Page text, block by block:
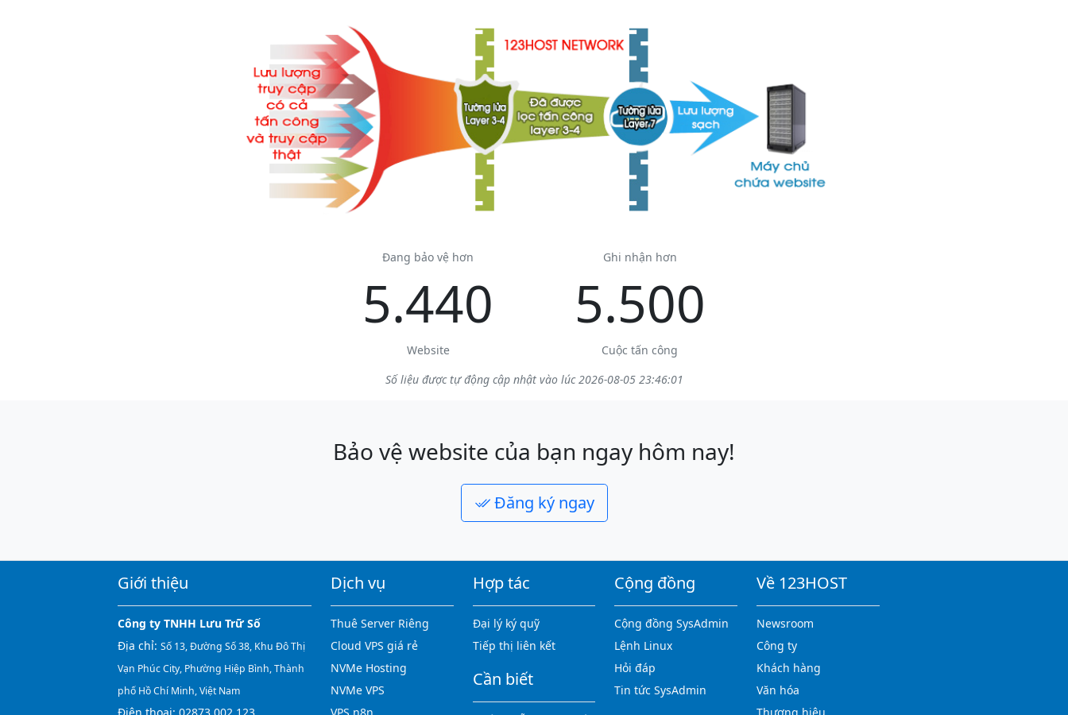
Đang bảo vệ hơn
5.440
Website
Ghi nhận hơn
5.500
Cuộc tấn công
Số liệu được tự động cập nhật vào lúc 2026-08-05 23:46:01
Bảo vệ website của bạn ngay hôm nay!
Đăng ký ngay
Giới thiệu
Công ty TNHH Lưu Trữ Số
Địa chỉ: Số 13, Đường Số 38, Khu Đô Thị
Vạn Phúc City, Phường Hiệp Bình, Thành
phố Hồ Chí Minh, Việt Nam
Điện thoại: 02873 002 123
Dịch vụ
Thuê Server Riêng
Cloud VPS giá rẻ
NVMe Hosting
NVMe VPS
VPS n8n
Hợp tác
Đại lý ký quỹ
Tiếp thị liên kết
Cần biết
Cộng đồng
Cộng đồng SysAdmin
Lệnh Linux
Hỏi đáp
Tin tức SysAdmin
Về 123HOST
Newsroom
Công ty
Khách hàng
Văn hóa
Thương hiệu